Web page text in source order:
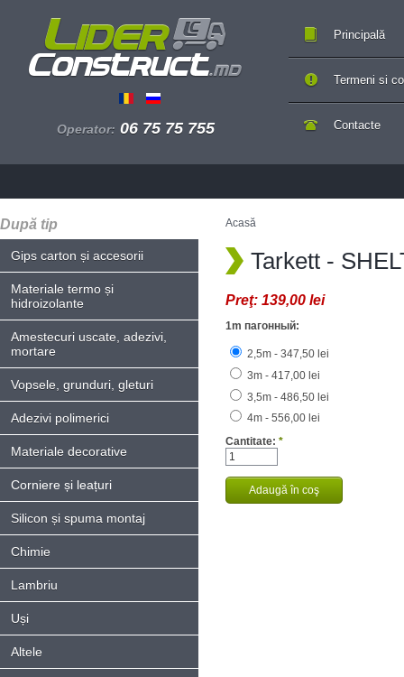
Operator: 06 75 75 755
Principală
Contacte
Termeni si
După tip
Gips carton și accesorii
Materiale termo și
hidroizolante
Amestecuri uscate, adezivi,
mortare
Vopsele, grunduri, gleturi
Adezivi polimerici
Materiale decorative
Corniere și leațuri
Silicon și spuma montaj
Chimie
Lambriu
Uși
Altele
Acasă
Tarkett -
Preţ: 139,00 lei
1m пагонный:
2,5m - 347,50 lei
3m - 417,00 lei
3,5m - 486,50 lei
4m - 556,00 lei
Cantitate: *